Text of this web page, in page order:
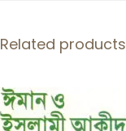
Related products